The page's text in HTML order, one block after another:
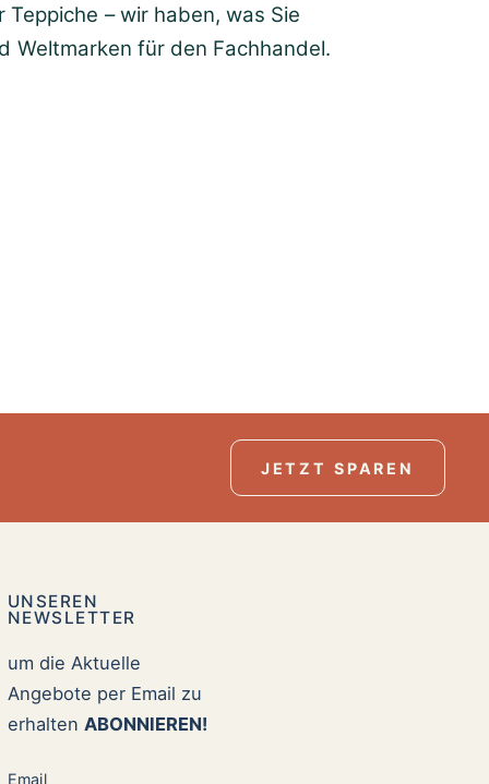
– wir haben, was Sie
Weltmarken für den Fachhandel.
JETZT SPAREN
UNSEREN
NEWSLETTER
um die Aktuelle
Angebote per Email zu
erhalten ABONNIEREN!
Email